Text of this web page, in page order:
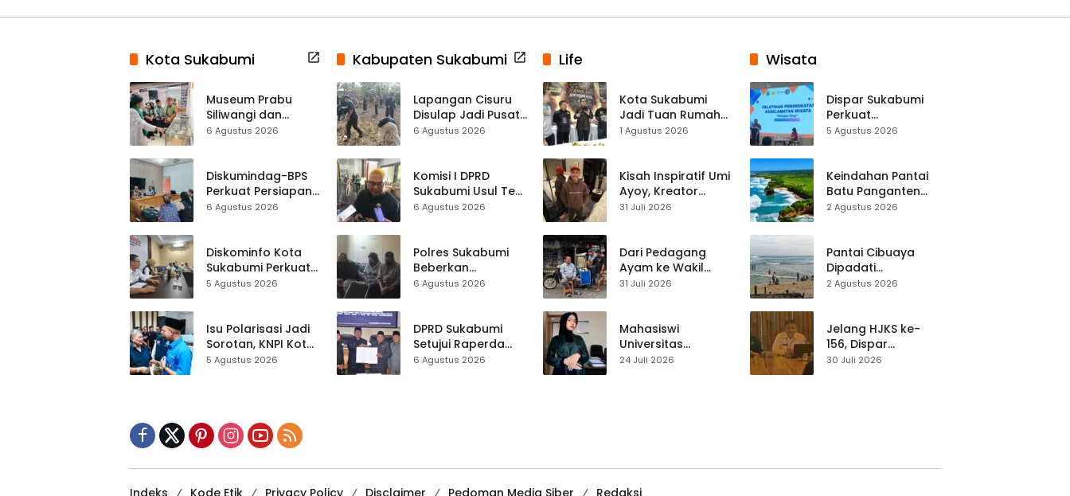
Kota Sukabumi
Museum Prabu
Siliwangi dan
Museum Keramik
Hampir 500 Koleksi
Dipisahkan
6 Agustus 2026
Diskumindag-BPS
Perkuat Persiapan
Sensus Ekonomi,
Terbuka Beri Data
6 Agustus 2026
Diskominfo Kota
Sukabumi Perkuat
Satu Data
Kewilayahan
Dikebut
5 Agustus 2026
Isu Polarisasi Jadi
Sorotan, KNPI Kota
Sukabumi Ajak
5 Agustus 2026
Kabupaten Sukabumi
Lapangan Cisuru
Disulap Jadi Pusat
Perayaan HUT RI,
Satukan Tenaga
6 Agustus 2026
Komisi I DPRD
Sukabumi Usul Tes
Rambut Jadi
2027
6 Agustus 2026
Polres Sukabumi
Beberkan
Kronologi
dalam Kasus Sabu
6 Agustus 2026
DPRD Sukabumi
Setujui Raperda
Disabilitas,
6 Agustus 2026
Life
Kota Sukabumi
Jadi Tuan Rumah
Kontes Batu Akik
1 Agustus 2026
Kisah Inspiratif Umi
Ayoy, Kreator
TikTok Asal
Live Streaming
31 Juli 2026
Dari Pedagang
Ayam ke Wakil
Ketua DPRD, H.
Pasar Cisaat
31 Juli 2026
Mahasiswi
Universitas
Muhammadiyah
24 Juli 2026
Wisata
Dispar Sukabumi
Perkuat
Keselamatan
Mitigasi hingga
Teknik Evakuasi
5 Agustus 2026
Keindahan Pantai
Batu Panganten
Mulai Dilirik
2 Agustus 2026
Pantai Cibuaya
Dipadati
Wisatawan,
Waspada
2 Agustus 2026
Jelang HJKS ke-
156, Dispar
Kabupaten
30 Juli 2026
Indeks Kode Etik Privacy Policy Disclaimer Pedoman Media Siber Redaksi